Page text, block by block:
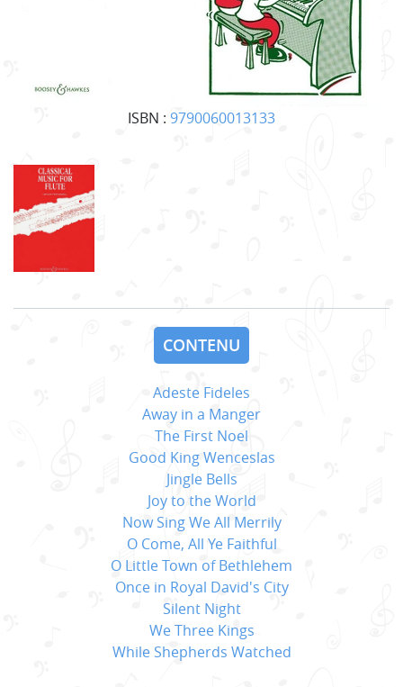
ISBN : 9790060013133
CONTENU
Adeste Fideles
Away in a Manger
The First Noel
Good King Wenceslas
Jingle Bells
Joy to the World
Now Sing We All Merrily
O Come, All Ye Faithful
O Little Town of Bethlehem
Once in Royal David's City
Silent Night
We Three Kings
While Shepherds Watched